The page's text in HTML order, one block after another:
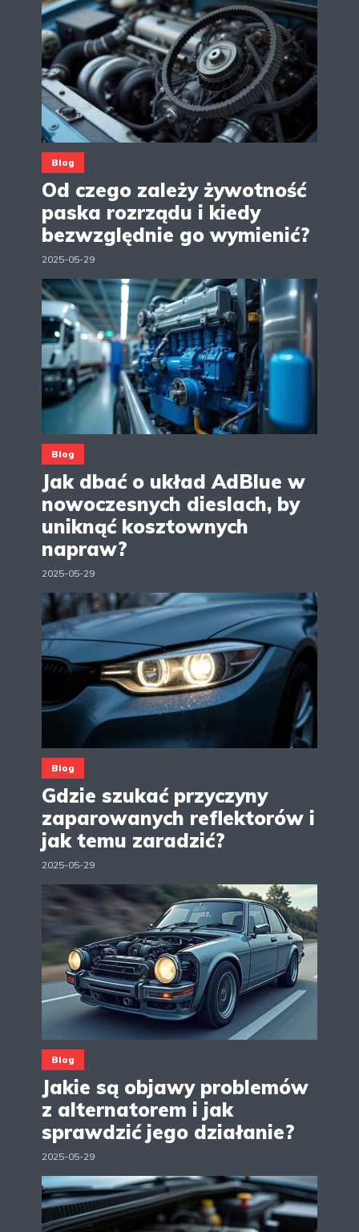
Blog
Od czego zależy żywotność
paska rozrządu i kiedy
bezwzględnie go wymienić?
2025-05-29
Blog
Jak dbać o układ AdBlue w
nowoczesnych dieslach, by
uniknąć kosztownych
napraw?
2025-05-29
Blog
Gdzie szukać przyczyny
zaparowanych reflektorów i
jak temu zaradzić?
2025-05-29
Blog
Jakie są objawy problemów
z alternatorem i jak
sprawdzić jego działanie?
2025-05-29